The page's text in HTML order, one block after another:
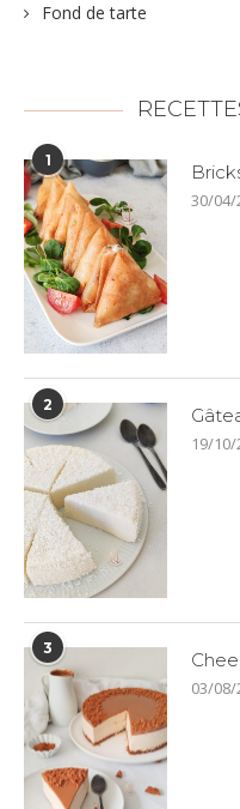
Fond de tarte
1
30/04/
2
19/10/
3
03/08/